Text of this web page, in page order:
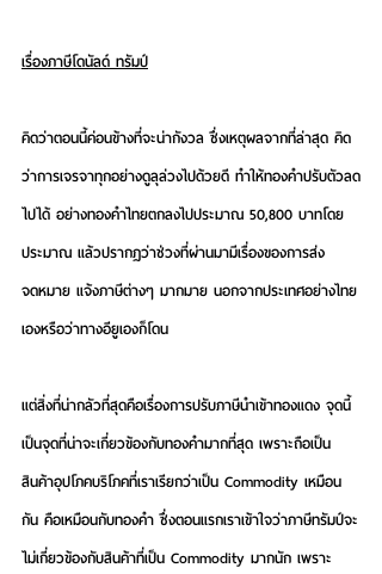
เรื่องภาษีโดนัลด์ ทรัมป์
คิดว่าตอนนี้ค่อนข้างที่จะน่ากังวล ซึ่งเหตุผลจากที่ล่าสุด คิด
ว่าการเจรจาทุกอย่างดูลุล่วงไปด้วยดี ทำให้ทองคำปรับตัวลด
ไปได้ อย่างทองคำไทยตกลงไปประมาณ 50,800 บาทโดย
ประมาณ แล้วปรากฏว่าช่วงที่ผ่านมามีเรื่องของการส่ง
จดหมาย แจ้งภาษีต่างๆ มากมาย นอกจากประเทศอย่างไทย
เองหรือว่าทางอียูเองก็โดน
แต่สิ่งที่น่ากลัวที่สุดคือเรื่องการปรับภาษีนำเข้าทองแดง จุดนี้
เป็นจุดที่น่าจะเกี่ยวข้องกับทองคำมากที่สุด เพราะถือเป็น
สินค้าอุปโภคบริโภคที่เราเรียกว่าเป็น Commodity เหมือน
กัน คือเหมือนกับทองคำ ซึ่งตอนแรกเราเข้าใจว่าภาษีทรัมป์จะ
ไม่เกี่ยวข้องกับสินค้าที่เป็น Commodity มากนัก เพราะ